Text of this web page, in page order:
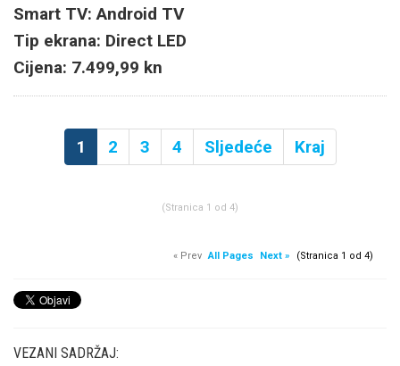
Smart TV: Android TV
Tip ekrana: Direct LED
Cijena: 7.499,99 kn
1 2 3 4 Sljedeće Kraj
(Stranica 1 od 4)
« Prev All Pages Next » (Stranica 1 od 4)
VEZANI SADRŽAJ: